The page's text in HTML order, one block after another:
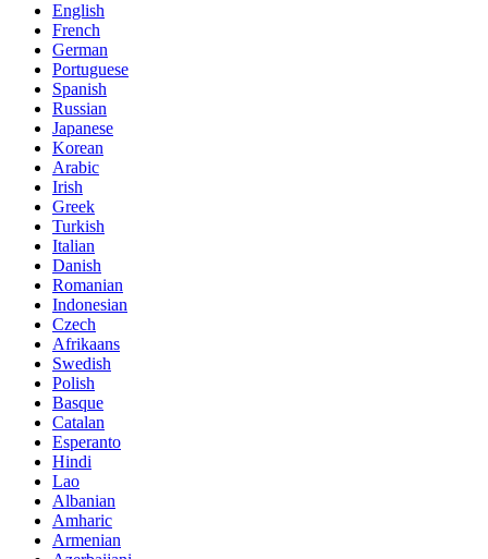
English
French
German
Portuguese
Spanish
Russian
Japanese
Korean
Arabic
Irish
Greek
Turkish
Italian
Danish
Romanian
Indonesian
Czech
Afrikaans
Swedish
Polish
Basque
Catalan
Esperanto
Hindi
Lao
Albanian
Amharic
Armenian